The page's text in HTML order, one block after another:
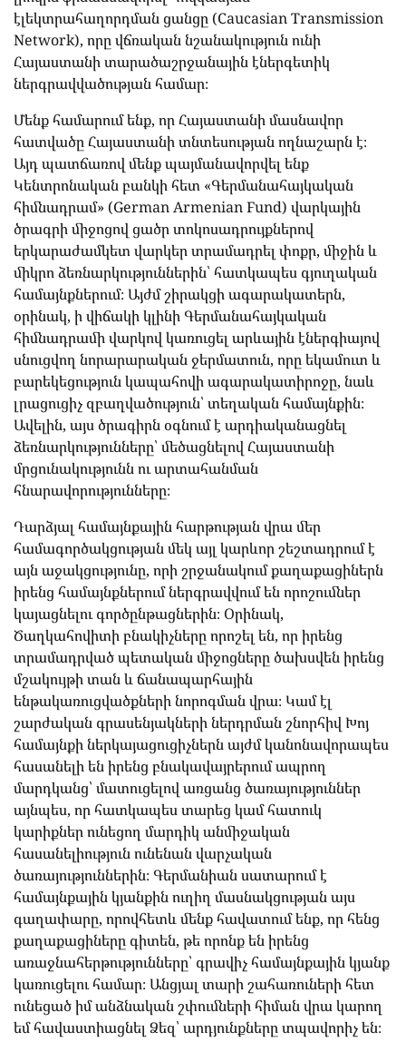
էլեկտրահաղորդման ցանցը (Caucasian Transmission
Network), որը վճռական նշանակություն ունի
Հայաստանի տարածաշրջանային էներգետիկ
ներգրավվածության համար։
Մենք համարում ենք, որ Հայաստանի մասնավոր
հատվածը Հայաստանի տնտեսության ողնաշարն է։
Այդ պատճառով մենք պայմանավորվել ենք
Կենտրոնական բանկի հետ «Գերմանահայկական
հիմնադրամ» (German Armenian Fund) վարկային
ծրագրի միջոցով ցածր տոկոսադրույքներով
երկարաժամկետ վարկեր տրամադրել փոքր, միջին և
միկրո ձեռնարկություններին՝ հատկապես գյուղական
համայնքներում։ Այժմ շիրակցի ագարակատերն,
օրինակ, ի վիճակի կլինի Գերմանահայկական
հիմնադրամի վարկով կառուցել արևային էներգիայով
սնուցվող նորարարական ջերմատուն, որը եկամուտ և
բարեկեցություն կապահովի ագարակատիրոջը, նաև
լրացուցիչ զբաղվածություն՝ տեղական համայնքին։
Ավելին, այս ծրագիրն օգնում է արդիականացնել
ձեռնարկությունները՝ մեծացնելով Հայաստանի
մրցունակությունն ու արտահանման
հնարավորությունները։
Դարձյալ համայնքային հարթության վրա մեր
համագործակցության մեկ այլ կարևոր շեշտադրում է
այն աջակցությունը, որի շրջանակում քաղաքացիներն
իրենց համայնքներում ներգրավվում են որոշումներ
կայացնելու գործընթացներին։ Օրինակ,
Ծաղկահովիտի բնակիչները որոշել են, որ իրենց
տրամադրված պետական միջոցները ծախսվեն իրենց
մշակույթի տան և ճանապարհային
ենթակառուցվածքների նորոգման վրա։ Կամ էլ
շարժական գրասենյակների ներդրման շնորհիվ Խոյ
համայնքի ներկայացուցիչներն այժմ կանոնավորապես
հասանելի են իրենց բնակավայրերում ապրող
մարդկանց՝ մատուցելով առցանց ծառայություններ
այնպես, որ հատկապես տարեց կամ հատուկ
կարիքներ ունեցող մարդիկ անմիջական
հասանելիություն ունենան վարչական
ծառայություններին։ Գերմանիան սատարում է
համայնքային կյանքին ուղիղ մասնակցության այս
գաղափարը, որովհետև մենք հավատում ենք, որ հենց
քաղաքացիները գիտեն, թե որոնք են իրենց
առաջնահերթությունները՝ գրավիչ համայնքային կյանք
կառուցելու համար։ Անցյալ տարի շահառուների հետ
ունեցած իմ անձնական շփումների հիման վրա կարող
եմ հավաստիացնել Ձեզ՝ արդյունքները տպավորիչ են։